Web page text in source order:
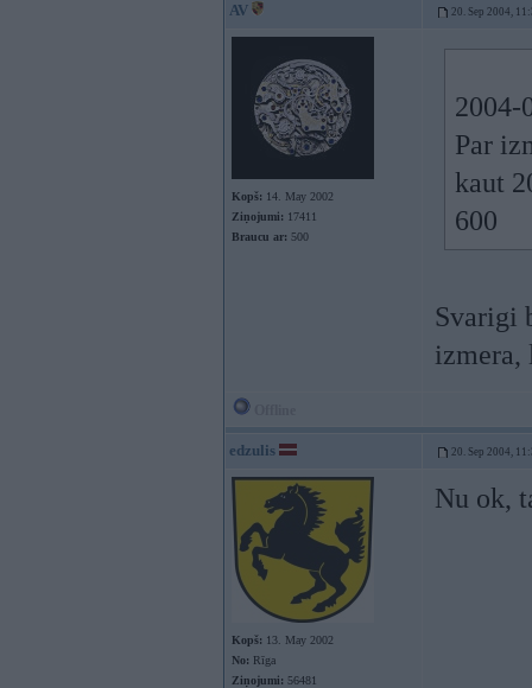
AV 20. Sep 2004,
Kopš: 14. May 2002
Ziņojumi: 17411
Braucu ar: 500
2004-
Par
kaut
600
Svarigi
izmera,
edzulis 20. Sep 2004,
Kopš: 13. May 2002
No: Rīga
Ziņojumi: 56481
Nu ok,